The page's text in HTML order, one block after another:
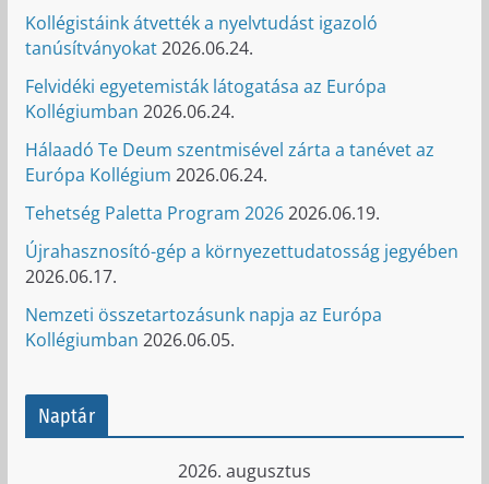
Kollégistáink átvették a nyelvtudást igazoló
tanúsítványokat2026.06.24.
Felvidéki egyetemisták látogatása az Európa
Kollégiumban 2026.06.24.
Hálaadó Te Deum szentmisével zárta a tanévet az
Európa Kollégium 2026.06.24.
Tehetség Paletta Program 20262026.06.19.
Újrahasznosító-gép a környezettudatosság jegyében
2026.06.17.
Nemzeti összetartozásunk napja az Európa
Kollégiumban 2026.06.05.
Naptár
2026. augusztus